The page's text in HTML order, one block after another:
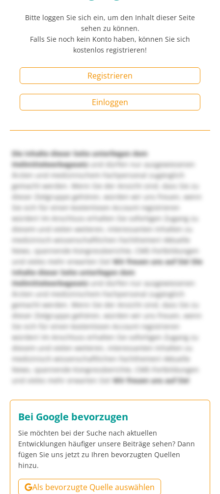
Bitte loggen Sie sich ein, um den Inhalt dieser Seite
sehen zu können.
Falls Sie noch kein Konto haben, können Sie sich
kostenlos registrieren!
Registrieren
Einloggen
Die Inhalte dieser Seite unterliegen dem
Heilmittelwerbegesetzund dürfen nur ausgewiesenen
Ärzten und medizinischem Fachpersonal zugänglich
gemacht werden. Wenn Sie der Ansicht sind, dass Sie zu
dieser Zielgruppe gehören, würden wir uns freuen, wenn
Sie sich für einen kostenlosen Account registrieren
würden! Im Anschluss erhalten Sie sofortigen Zugang zu
diesem und vielen weiteren, interessanten Inhalten zu
medizinisch-wissenschaftlichen Fachthemen! Aktuelle
News, spannende Kongressberichte, CME-Fortbildungen
und vieles mehr erwarten Sie!Wir freuen uns auf Sie! Die
Inhalte dieser Seite unterliegen dem
Heilmittelwerbegesetzund dürfen nur ausgewiesenen
Ärzten und medizinischem Fachpersonal zugänglich
gemacht werden. Wenn Sie der Ansicht sind, dass Sie zu
dieser Zielgruppe gehören, würden wir uns freuen, wenn
Sie sich für einen kostenlosen Account registrieren
würden! Im Anschluss erhalten Sie sofortigen Zugang zu
diesem und vielen weiteren, interessanten Inhalten zu
medizinisch-wissenschaftlichen Fachthemen! Aktuelle
News, spannende Kongressberichte, CME-Fortbildungen
und vieles mehr erwarten Sie!Wir freuen uns auf Sie!
Bei Google bevorzugen
Sie möchten bei der Suche nach aktuellen
Entwicklungen häufiger unsere Beiträge sehen? Dann
fügen Sie uns jetzt zu Ihren bevorzugten Quellen
hinzu.
Als bevorzugte Quelle auswählen